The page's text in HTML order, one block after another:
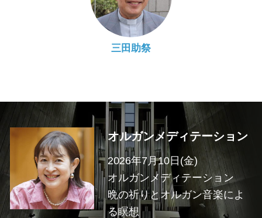
三田助祭
オルガンメディテーション
2026年7月10日(金)
オルガンメディテーション
晩の祈りとオルガン音楽によ
る瞑想